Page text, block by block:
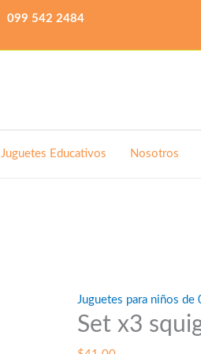
099 542 2484
Juguetes Educativos Nosotros
Juguetes para niños de
Set x3